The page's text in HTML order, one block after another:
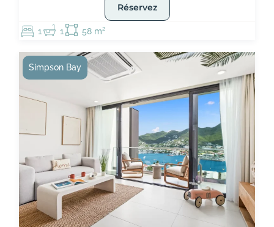
Réservez
1 1 58 m²
Simpson Bay